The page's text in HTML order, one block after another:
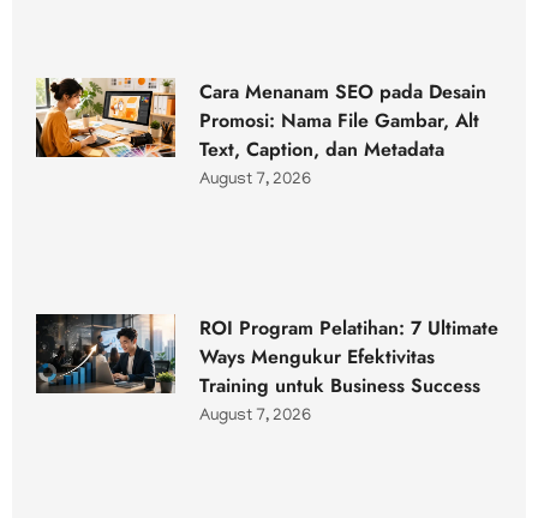
Cara Menanam SEO pada Desain
Promosi: Nama File Gambar, Alt
Text, Caption, dan Metadata
August 7, 2026
ROI Program Pelatihan: 7 Ultimate
Ways Mengukur Efektivitas
Training untuk Business Success
August 7, 2026